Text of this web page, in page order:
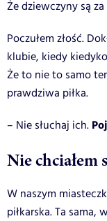
Że dziewczyny są za
Poczułem złość.
klubie, kiedy
Że to nie to samo
prawdziwa piłka.
– Nie słuchaj ich.
Nie chciałem
W naszym
piłkarska. Ta